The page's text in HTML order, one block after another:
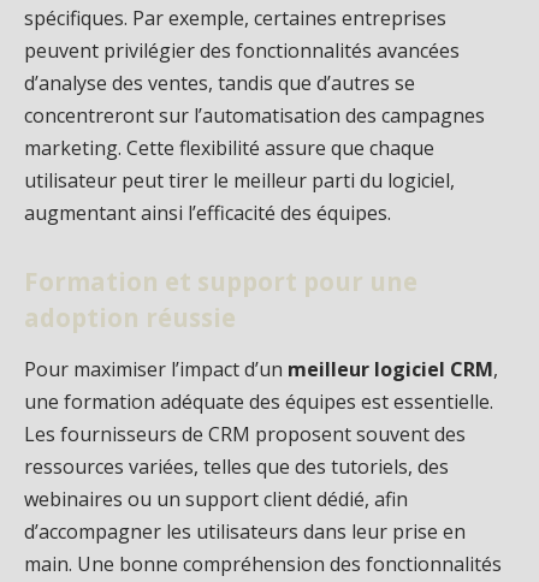
spécifiques. Par exemple, certaines entreprises
peuvent privilégier des fonctionnalités avancées
d’analyse des ventes, tandis que d’autres se
concentreront sur l’automatisation des campagnes
marketing. Cette flexibilité assure que chaque
utilisateur peut tirer le meilleur parti du logiciel,
augmentant ainsi l’efficacité des équipes.
Formation et support pour une
adoption réussie
Pour maximiser l’impact d’un meilleur logiciel CRM,
une formation adéquate des équipes est essentielle.
Les fournisseurs de CRM proposent souvent des
ressources variées, telles que des tutoriels, des
webinaires ou un support client dédié, afin
d’accompagner les utilisateurs dans leur prise en
main. Une bonne compréhension des fonctionnalités